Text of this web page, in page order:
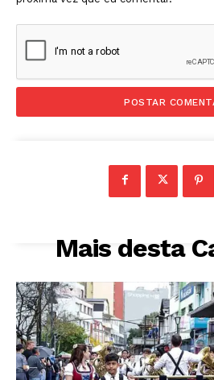
Mais desta